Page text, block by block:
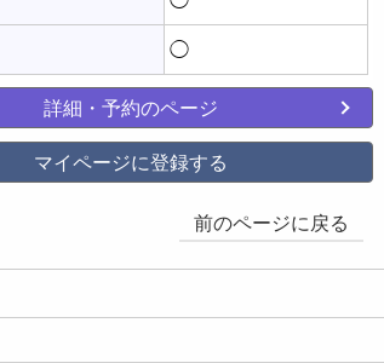
◯
詳細・予約のページ
マイページに登録する
前のページに戻る